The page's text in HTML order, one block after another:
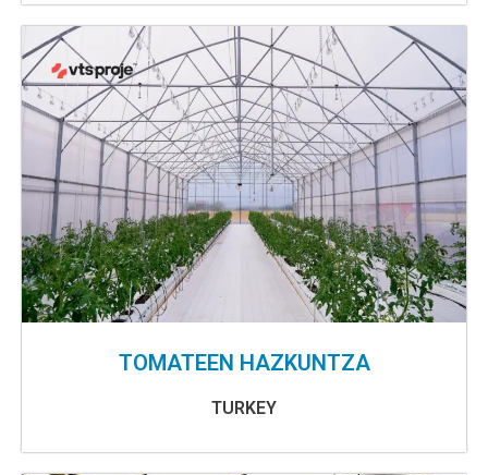
TOMATEEN HAZKUNTZA
TURKEY